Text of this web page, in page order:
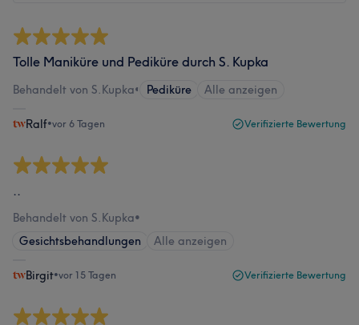
Tolle Maniküre und Pediküre durch S. Kupka
Behandelt von S.Kupka• Pediküre Alle anzeigen
Ralf•vor 6 Tagen Verifizierte Bewertung
..
Behandelt von S.Kupka•
Gesichtsbehandlungen
Alle anzeigen
Birgit•vor 15 Tagen Verifizierte Bewertung